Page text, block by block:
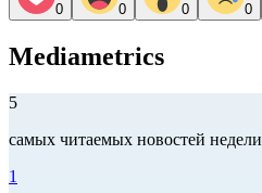
0 0 0 0
Mediametrics
5
самых читаемых новостей недели
1